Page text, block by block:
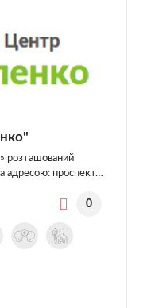
розташований
адресою: проспект…
0